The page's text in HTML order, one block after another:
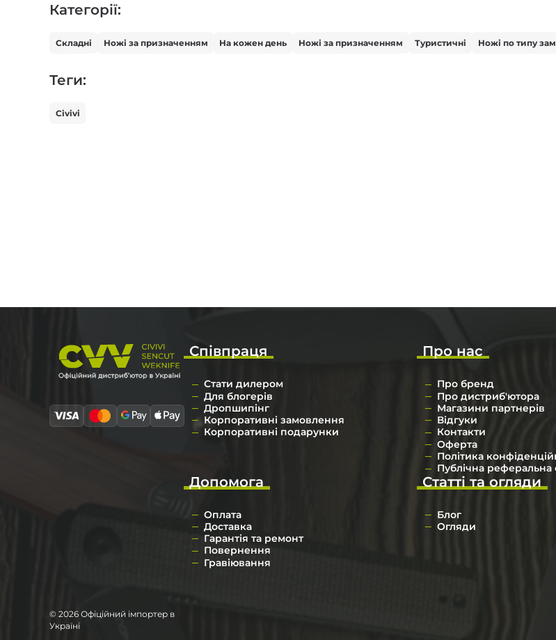
Категорії:
Складні Ножі за призначенням На кожен день Ножі за призначенням Туристичні Ножі по типу
Теги:
Civivi
Про нас
Про бренд
Про дистриб'ютора
Магазини партнерів
Відгуки
Контакти
Оферта
Політика
Публічна реферальна
Співпраця
Стати дилером
Для блогерів
Дропшипінг
Корпоративні замовлення
Корпоративні подарунки
Статті та огляди
Блог
Огляди
Допомога
Оплата
Доставка
Гарантія та ремонт
Повернення
Гравіювання
© 2026 Офіційний імпортер в
Україні